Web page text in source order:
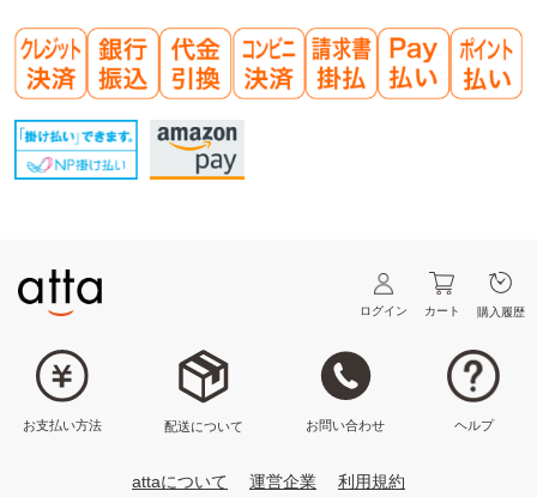
ログイン カート 購入履歴
お支払い方法 配送について お問い合わせ ヘルプ
attaについて 運営企業 利用規約